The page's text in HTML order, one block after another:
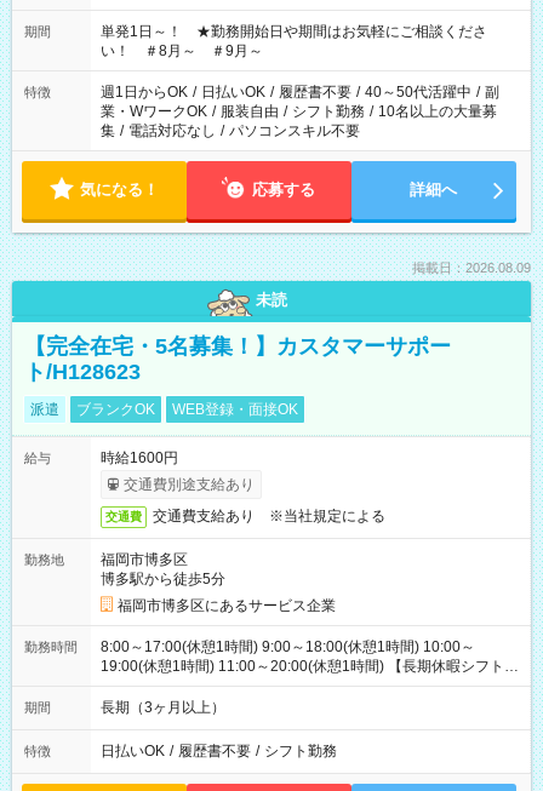
期間
単発1日～！ ★勤務開始日や期間はお気軽にご相談くださ
い！ ＃8月～ ＃9月～
特徴 週1日からOK / 日払いOK / 履歴書不要 / 40～50代活躍中 / 副
業・WワークOK / 服装自由 / シフト勤務 / 10名以上の大量募
集 / 電話対応なし / パソコンスキル不要
気になる！ 応募する 詳細へ
掲載日：2026.08.09
未読
【完全在宅・5名募集！】カスタマーサポー
ト/H128623
派遣 ブランクOK WEB登録・面接OK
給与
時給1600円
交通費別途支給あり
交通費 交通費支給あり ※当社規定による
勤務地
福岡市博多区
博多駅から徒歩5分
福岡市博多区にあるサービス企業
勤務時間
8:00～17:00(休憩1時間) 9:00～18:00(休憩1時間) 10:00～
19:00(休憩1時間) 11:00～20:00(休憩1時間) 【長期休暇シフト】
長期休暇：振り替え出勤なし（したい方相談OK） 年末年始：毎
年11月に決定（基本は長期休暇になります:2025年度実績：
（お盆）：暦通り（休み希望あれば受付可）
期間 長期（3ヶ月以上）
特徴 日払いOK / 履歴書不要 / シフト勤務